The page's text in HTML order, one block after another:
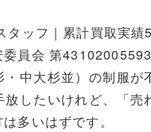
タッフ｜累計買取実績
委員会 第
中大杉並）の制服
したいけれど、「
多いはずです。